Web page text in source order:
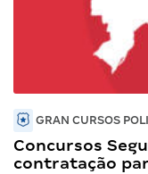
GRAN CURSOS
Concursos
contratação